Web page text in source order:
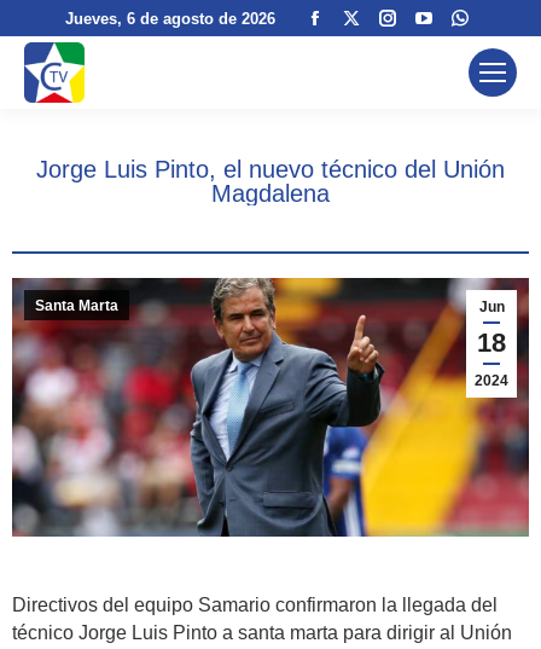
Jueves, 6 de agosto de 2026
Facebook
windowwindow
Instagram
window
YouTube
opens
window
page
opens
window
Jorge Luis Pinto, el nuevo técnico del Unión
Magdalena
Jun
18
2024
Santa Marta
Directivos del equipo Samario confirmaron la llegada del
técnico Jorge Luis Pinto a santa marta para dirigir al Unión